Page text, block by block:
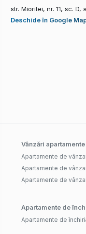
str. Mioritei, nr. 11, sc. D,
Deschide în Google
Vânzări apartamente
Apartamente de
Apartamente de
Apartamente de
Apartamente de
Apartamente de